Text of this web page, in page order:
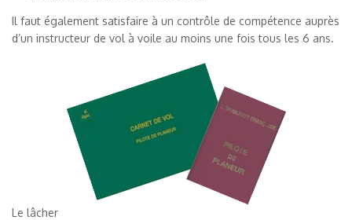
Il faut également satisfaire à un contrôle de compétence auprès
d’un instructeur de vol à voile au moins une fois tous les 6 ans.
Le lâcher